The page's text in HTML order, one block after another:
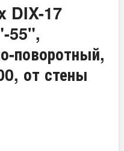
DIX-17
55",
поворотный,
от стены